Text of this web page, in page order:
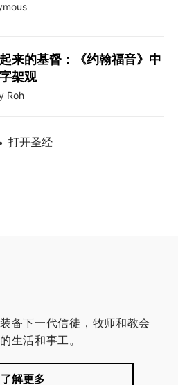
来的基督：《约翰福音》中
架观
Roh
打开圣经
备下一代信徒，牧师和教会
生活和事工。
了解更多